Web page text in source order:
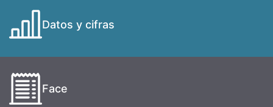
Datos y cifras
Face